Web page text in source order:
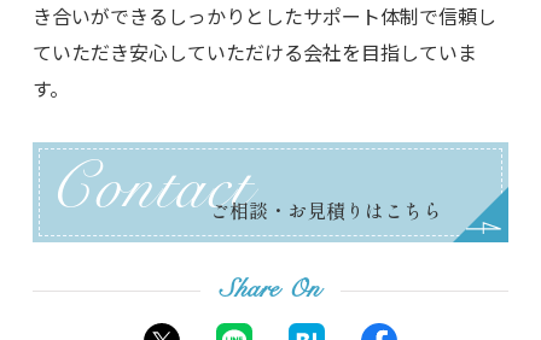
き合いができるしっかりとしたサポート体制で信頼し
ていただき安心していただける会社を目指していま
す。
Contactご相談・お見積りはこちら
Share On